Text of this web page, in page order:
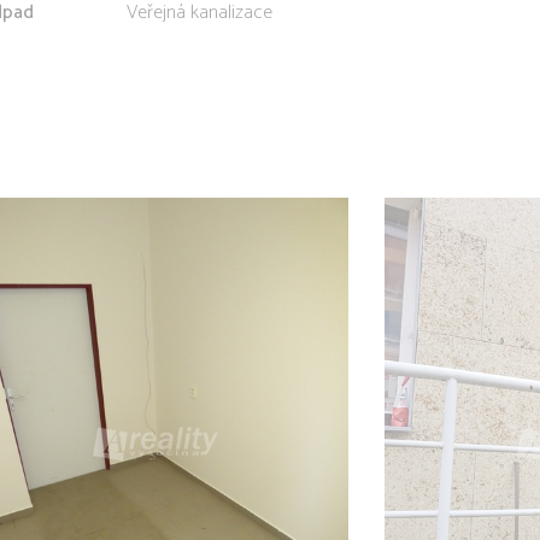
Veřejná kanalizace